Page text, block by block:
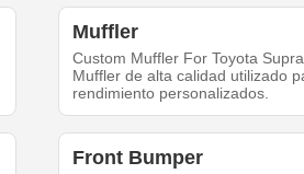
Muffler
Custom Muffler For Toyota
Muffler de alta calidad utilizado
rendimiento personalizados.
Front Bumper